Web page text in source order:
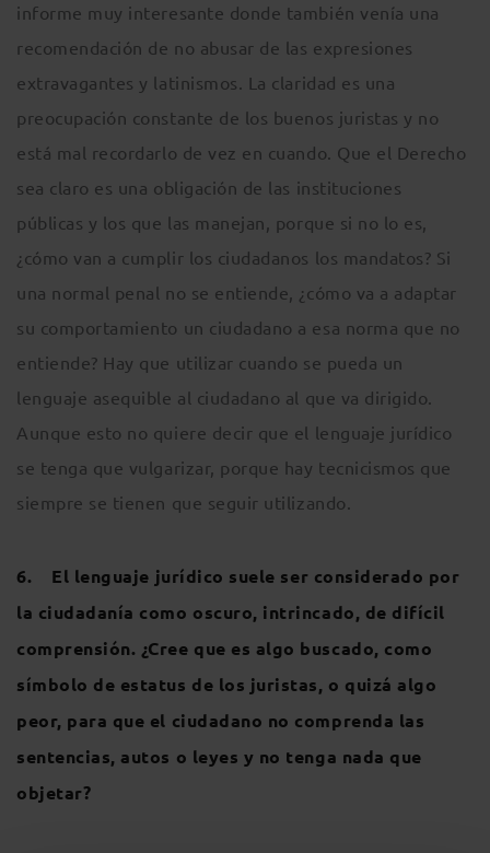
informe muy interesante donde también venía una
recomendación de no abusar de las expresiones
extravagantes y latinismos. La claridad es una
preocupación constante de los buenos juristas y no
está mal recordarlo de vez en cuando. Que el Derecho
sea claro es una obligación de las instituciones
públicas y los que las manejan, porque si no lo es,
¿cómo van a cumplir los ciudadanos los mandatos? Si
una normal penal no se entiende, ¿cómo va a adaptar
su comportamiento un ciudadano a esa norma que no
entiende? Hay que utilizar cuando se pueda un
lenguaje asequible al ciudadano al que va dirigido.
Aunque esto no quiere decir que el lenguaje jurídico
se tenga que vulgarizar, porque hay tecnicismos que
siempre se tienen que seguir utilizando.
6. El lenguaje jurídico suele ser considerado por
la ciudadanía como oscuro, intrincado, de difícil
comprensión. ¿Cree que es algo buscado, como
símbolo de estatus de los juristas, o quizá algo
peor, para que el ciudadano no comprenda las
sentencias, autos o leyes y no tenga nada que
objetar?